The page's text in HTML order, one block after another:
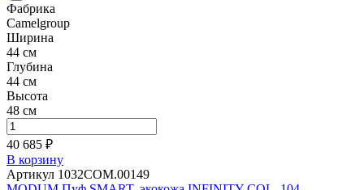
Фабрика
Camelgroup
Ширина
44 см
Глубина
44 см
Высота
48 см
40 685 ₽
В корзину
Артикул 1032COM.00149